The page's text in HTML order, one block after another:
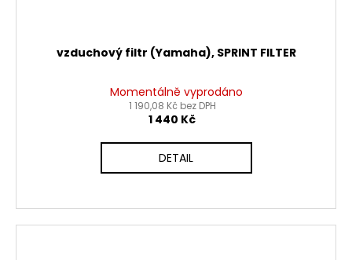
vzduchový filtr (Yamaha), SPRINT FILTER
Momentálně vyprodáno
1 190,08 Kč bez DPH
1 440 Kč
DETAIL